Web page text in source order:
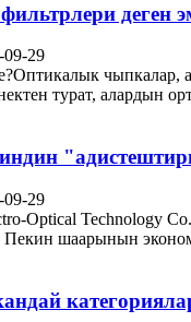
деген
29
чыпкалар,
турат, алардын
29
Optical Technology
шаарынын